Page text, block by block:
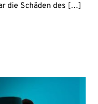
die Schäden des […]